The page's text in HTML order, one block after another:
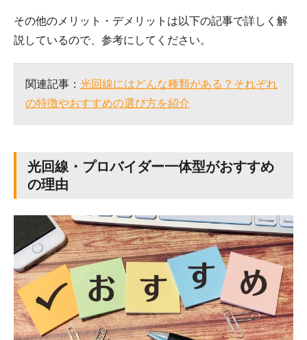
その他のメリット・デメリットは以下の記事で詳しく解
説しているので、参考にしてください。
関連記事： 光回線にはどんな種類がある？それぞれ
の特徴やおすすめの選び方を紹介
光回線・プロバイダー一体型がおすすめ
の理由